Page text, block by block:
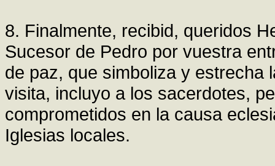
8. Finalmente, recibid, queridos
Sucesor de Pedro por vuestra
de paz, que simboliza y estrecha
visita, incluyo a los sacerdotes,
comprometidos en la causa
Iglesias locales.